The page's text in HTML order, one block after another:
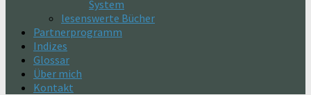
System
lesenswerte Bücher
Partnerprogramm
Indizes
Glossar
Über mich
Kontakt